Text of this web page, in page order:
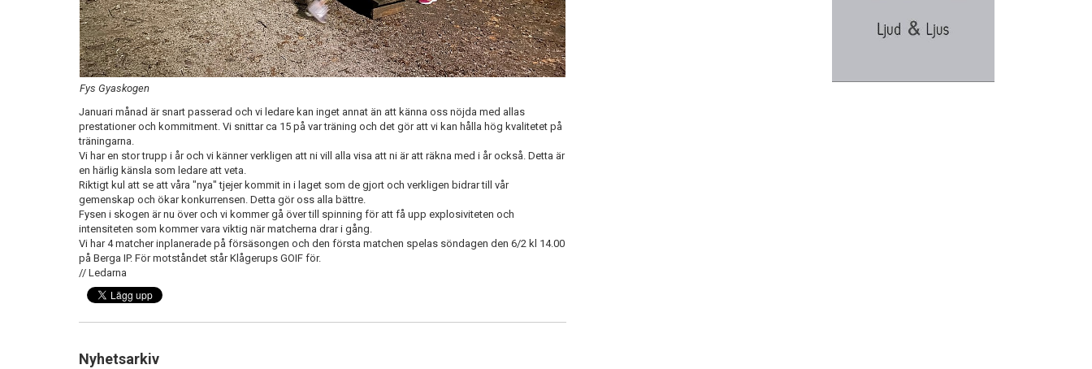
Fys Gyaskogen
Januari månad är snart passerad och vi ledare kan inget annat än att känna oss nöjda med allas
prestationer och kommitment. Vi snittar ca 15 på var träning och det gör att vi kan hålla hög kvalitetet på
träningarna.
Vi har en stor trupp i år och vi känner verkligen att ni vill alla visa att ni är att räkna med i år också. Detta är
en härlig känsla som ledare att veta.
Riktigt kul att se att våra "nya" tjejer kommit in i laget som de gjort och verkligen bidrar till vår
gemenskap och ökar konkurrensen. Detta gör oss alla bättre.
Fysen i skogen är nu över och vi kommer gå över till spinning för att få upp explosiviteten och
intensiteten som kommer vara viktig när matcherna drar i gång.
Vi har 4 matcher inplanerade på försäsongen och den första matchen spelas söndagen den 6/2 kl 14.00
på Berga IP. För motståndet står Klågerups GOIF för.
// Ledarna
Nyhetsarkiv